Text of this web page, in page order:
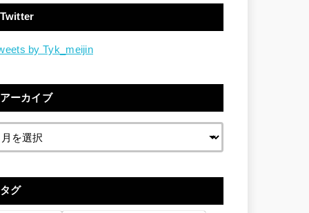
Twitter
by Tyk_meijin
アーカイブ
タグ